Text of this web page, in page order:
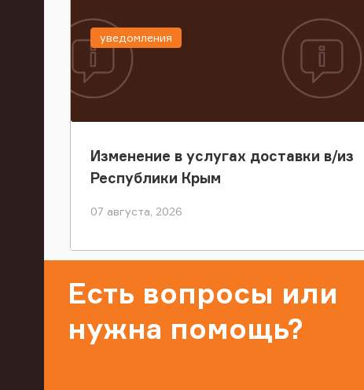
Изменение в услугах доставки в/из
Республики Крым
07 августа, 2026
уведомления
Есть вопросы или
нужна помощь?